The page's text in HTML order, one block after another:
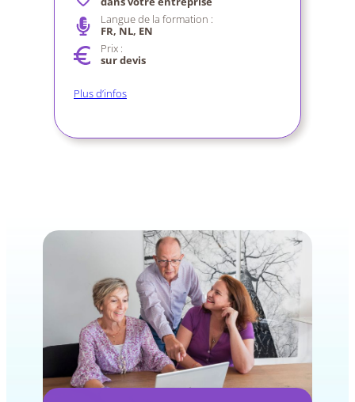
Langue de la formation :
FR, NL, EN
Prix :
sur devis
Plus d’infos